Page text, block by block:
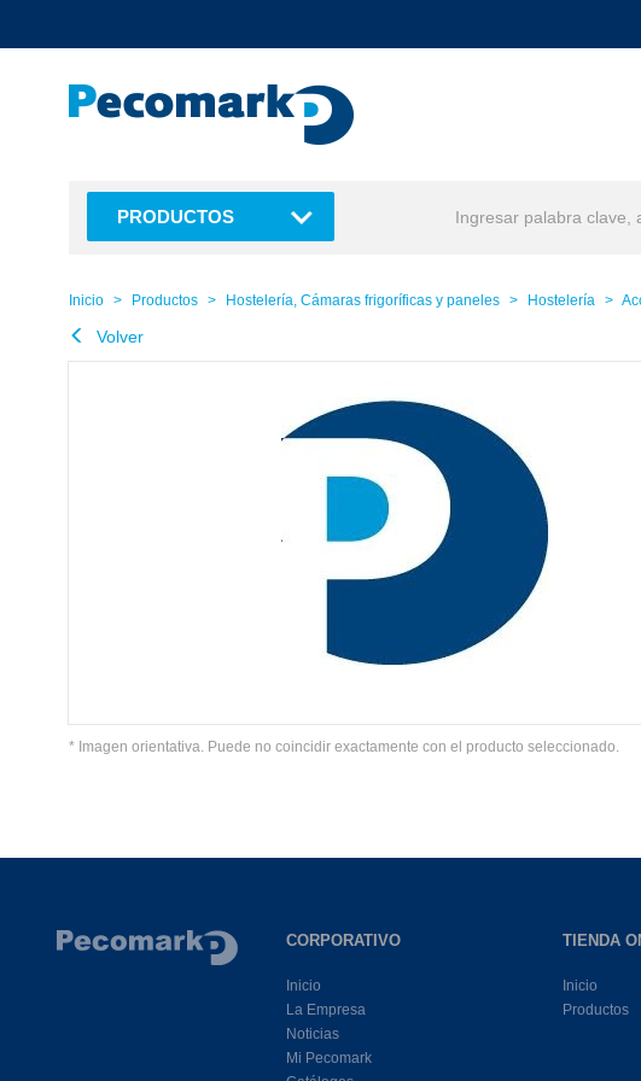
PRODUCTOS
Inicio Productos Hostelería, Cámaras frigoríficas y paneles Hostelería
Volver
* Imagen orientativa. Puede no coincidir exactamente con el producto seleccionado.
CORPORATIVO
Inicio
La Empresa
Noticias
Mi Pecomark
TIENDA
Inicio
Productos